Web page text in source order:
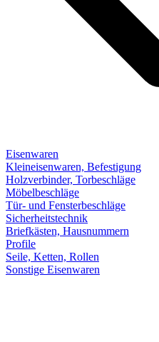
Eisenwaren
Kleineisenwaren, Befestigung
Holzverbinder, Torbeschläge
Möbelbeschläge
Tür- und Fensterbeschläge
Sicherheitstechnik
Briefkästen, Hausnummern
Profile
Seile, Ketten, Rollen
Sonstige Eisenwaren